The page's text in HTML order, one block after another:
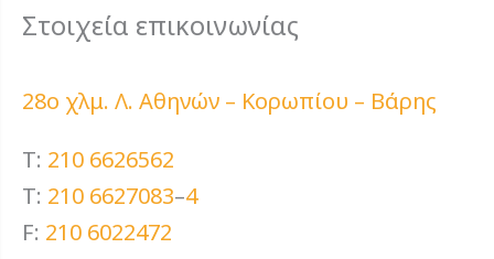
Στοιχεία επικοινωνίας
28ο χλμ. Λ. Αθηνών – Κορωπίου – Βάρης
T: 210 6626562
T: 210 6627083–4
F: 210 6022472